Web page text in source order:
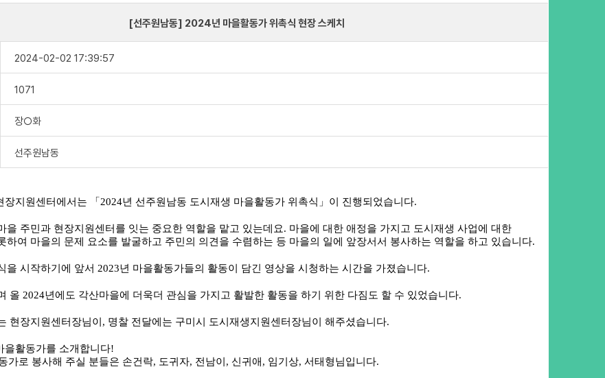
[선주원남동] 2024년 마을활동가 위촉식 현장 스케치
2024-02-02 17:39:57
1071
장○화
선주원남동
장지원센터에서는 「2024년 선주원남동 도시재생 마을활동가 위촉식」이 진행되었습니다.
을 주민과 현장지원센터를 잇는 중요한 역할을 맡고 있는데요. 마을에 대한 애정을 가지고 도시재생 사업에 대한
하여 마을의 문제 요소를 발굴하고 주민의 의견을 수렴하는 등 마을의 일에 앞장서서 봉사하는 역할을 하고 있습니다.
을 시작하기에 앞서 2023년 마을활동가들의 활동이 담긴 영상을 시청하는 시간을 가졌습니다.
올 2024년에도 각산마을에 더욱더 관심을 가지고 활발한 활동을 하기 위한 다짐도 할 수 있었습니다.
현장지원센터장님이, 명찰 전달에는 구미시 도시재생지원센터장님이 해주셨습니다.
을활동가를 소개합니다!
가로 봉사해 주실 분들은 손건락, 도귀자, 전남이, 신귀애, 임기상, 서태형님입니다.